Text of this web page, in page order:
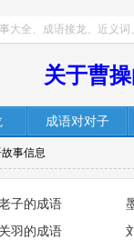
大全、成语接龙、近义
关于曹
成语对对子
事信息
子的成语
关羽的成语